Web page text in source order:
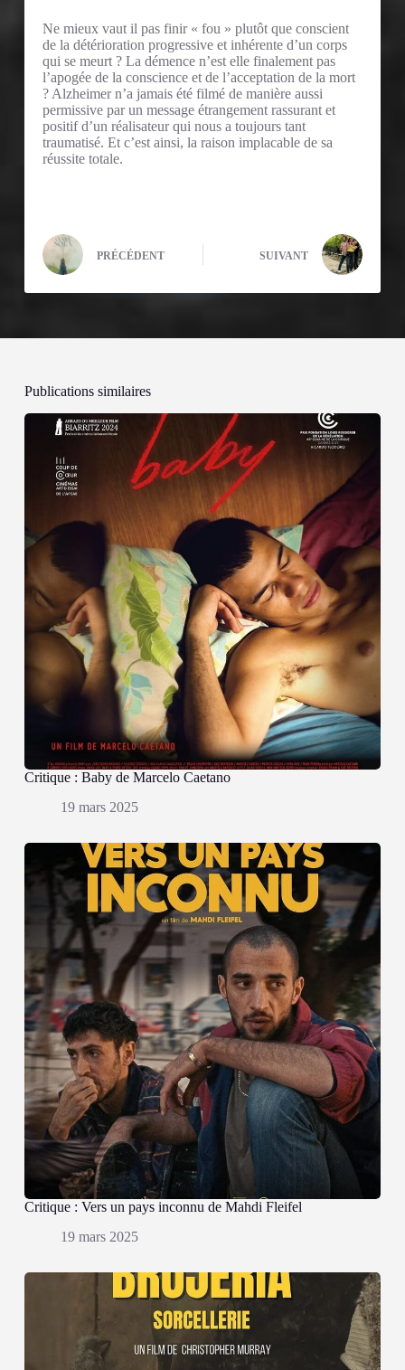
Ne mieux vaut il pas finir « fou » plutôt que conscient
de la détérioration progressive et inhérente d’un corps
qui se meurt ? La démence n’est elle finalement pas
l’apogée de la conscience et de l’acceptation de la mort
? Alzheimer n’a jamais été filmé de manière aussi
permissive par un message étrangement rassurant et
positif d’un réalisateur qui nous a toujours tant
traumatisé. Et c’est ainsi, la raison implacable de sa
réussite totale.
PRÉCÉDENT SUIVANT
Publications similaires
Critique : Baby de Marcelo Caetano
19 mars 2025
Critique : Vers un pays inconnu de Mahdi Fleifel
19 mars 2025